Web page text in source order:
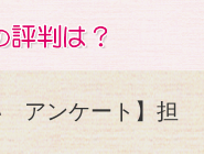
アンケート】担